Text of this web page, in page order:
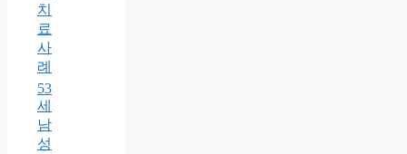
치
료
사
례
53
세
남
성